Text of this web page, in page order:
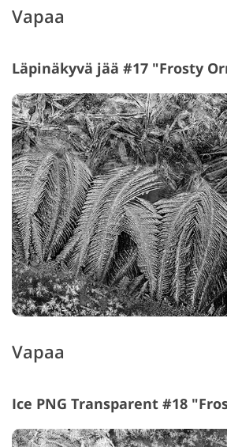
Vapaa
Läpinäkyvä jää #17 "Frosty
Vapaa
Ice PNG Transparent #18